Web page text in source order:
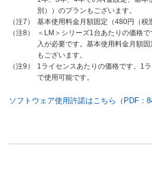
別））のプランもございます。
（注7）
基本使用料金月額固定（480円（税
（注8）
＜LM＞シリーズ1台あたりの価格
入が必要です。基本使用料金月額
もございます。
（注9）
1ライセンスあたりの価格です。1
で使用可能です。
ソフトウェア使用許諾はこちら（PDF：